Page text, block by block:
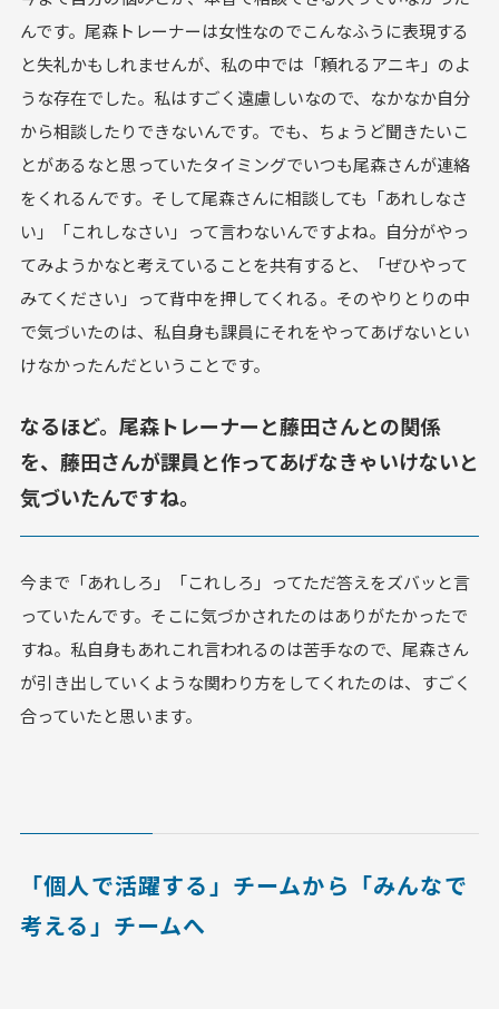
んです。尾森トレーナーは女性なのでこんなふうに表現する
と失礼かもしれませんが、私の中では「頼れるアニキ」のよ
うな存在でした。私はすごく遠慮しいなので、なかなか自分
から相談したりできないんです。でも、ちょうど聞きたいこ
とがあるなと思っていたタイミングでいつも尾森さんが連絡
をくれるんです。そして尾森さんに相談しても「あれしなさ
い」「これしなさい」って言わないんですよね。自分がやっ
てみようかなと考えていることを共有すると、「ぜひやって
みてください」って背中を押してくれる。そのやりとりの中
で気づいたのは、私自身も課員にそれをやってあげないとい
けなかったんだということです。
なるほど。尾森トレーナーと藤田さんとの関係
を、藤田さんが課員と作ってあげなきゃいけないと
気づいたんですね。
今まで「あれしろ」「これしろ」ってただ答えをズバッと言
っていたんです。そこに気づかされたのはありがたかったで
すね。私自身もあれこれ言われるのは苦手なので、尾森さん
が引き出していくような関わり方をしてくれたのは、すごく
合っていたと思います。
「個人で活躍する」チームから「みんなで
考える」チームへ